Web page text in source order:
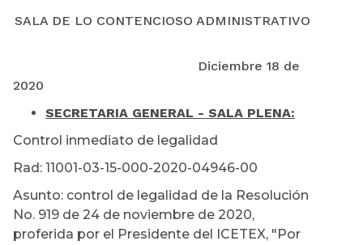
SALA DE LO CONTENCIOSO ADMINISTRATIVO
Diciembre 18 de
2020
SECRETARIA GENERAL - SALA PLENA:
Control inmediato de legalidad
Rad: 11001-03-15-000-2020-04946-00
Asunto: control de legalidad de la Resolución
No. 919 de 24 de noviembre de 2020,
proferida por el Presidente del ICETEX, "Por